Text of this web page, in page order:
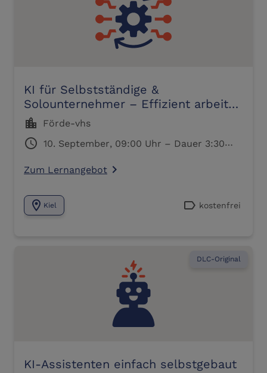
KI für Selbstständige &
Solounternehmer – Effizient arbeiten
mit digitalen Assistenten
location_city Förde-vhs
schedule 10. September, 09:00 Uhr – Dauer 3:30
Zum Lernangebot navigate_next
location_on Kiel label kostenfrei
DLC-Original
KI-Assistenten einfach selbstgebaut